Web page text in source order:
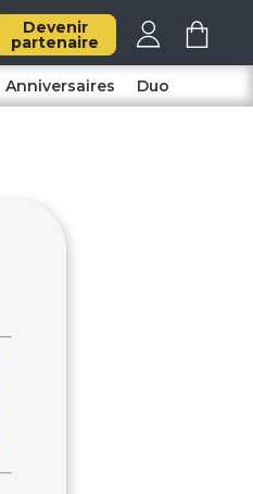
Devenir
partenaire
Anniversaires Duo